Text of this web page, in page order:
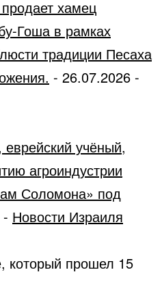
хамец
Гоша в рамках
традиции Песаха
- 26.07.2026 -
учёный,
агроиндустрии
Соломона» под
- Новости Израиля
который прошел 15